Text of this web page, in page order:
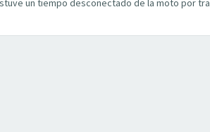
un tiempo desconectado de la moto por